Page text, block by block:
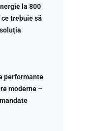
la 800
ce trebuie să
performante
moderne –